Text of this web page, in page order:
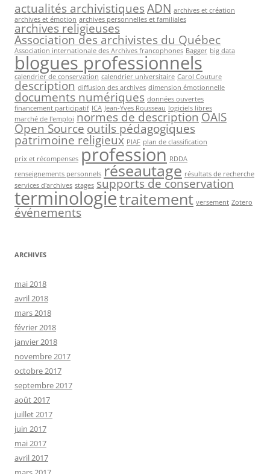
actualités archivistiquesADN archives et création
archives et émotion archives personnelles et familiales
archives religieuses
Association des archivistes du Québec
Association internationale des Archives francophones Bagger big data
blogues professionnels
calendrier de conservation calendrier universitaire Carol Couture
description diffusion des archives dimension émotionnelle
documents numériques données ouvertes
financement participatif ICA Jean-Yves Rousseau logiciels libres
marché de l'emploi normes de descriptionOAIS
Open Source outils pédagogiques
patrimoine religieux PIAF plan de classification
prix et récompenses profession RDDA
renseignements personnels réseautage résultats de recherche
services d'archives stages supports de conservation
terminologietraitement versement Zotero
événements
ARCHIVES
mai 2018
avril 2018
mars 2018
février 2018
janvier 2018
novembre 2017
octobre 2017
septembre 2017
août 2017
juillet 2017
juin 2017
mai 2017
avril 2017